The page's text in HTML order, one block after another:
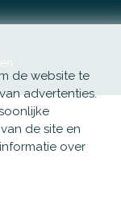
de website te
advertenties.
de site en
over